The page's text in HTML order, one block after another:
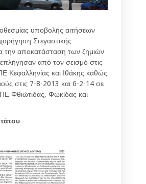
υποβολής αιτήσεων
Στεγαστικής
την αποκατάσταση των ζημιών
από τον σεισμό στις
Κεφαλληνίας και Ιθάκης καθώς
στις 7-8-2013 και 6-2-14 σε
Φθιώτιδας, Φωκίδας και